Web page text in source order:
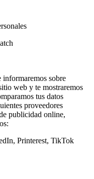
sobre
web y te mostraremos
tus datos
proveedores
publicidad online,
Printerest, TikTok